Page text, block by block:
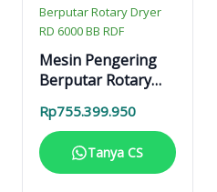
Mesin Pengering
Berputar Rotary
RDF
Rp755.399.950
Tanya CS